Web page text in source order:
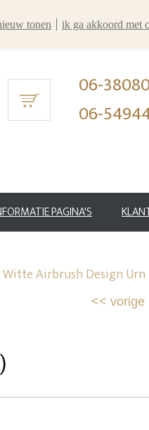
06-
06-
PAGINA'S
Witte Airbrush Design
<< vorige
tonen
ik ga akkoord met